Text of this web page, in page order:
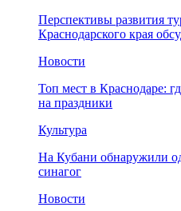
Перспективы развития
Краснодарского края
Новости
Топ мест в Краснодаре:
на праздники
Культура
На Кубани обнаружили
синагог
Новости